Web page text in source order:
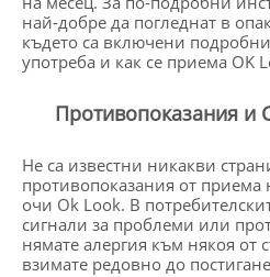
най-добре да погледнат в
където са включени
употреба и как се приема OK
Противопоказания и
Не са известни никакви
противопоказания от приема
очи Ok Look. В
сигнали за проблеми или
нямате алергия към някоя от
взимате редовно до